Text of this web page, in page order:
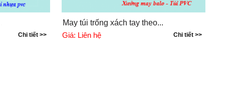
Chi tiết >>
May túi trống xách tay theo...
Chi tiết >>
Giá: Liên hệ